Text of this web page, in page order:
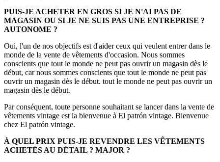
PUIS-JE ACHETER EN GROS SI JE N'AI PAS DE
MAGASIN OU SI JE NE SUIS PAS UNE ENTREPRISE ?
AUTONOME ?
Oui, l'un de nos objectifs est d'aider ceux qui veulent entrer dans le
monde de la vente de vêtements d'occasion. Nous sommes
conscients que tout le monde ne peut pas ouvrir un magasin dès le
début, car nous sommes conscients que tout le monde ne peut pas
ouvrir un magasin dès le début. tout le monde ne peut pas ouvrir un
magasin dès le début.
Par conséquent, toute personne souhaitant se lancer dans la vente de
vêtements vintage est la bienvenue à El patrón vintage. Bienvenue
chez El patrón vintage.
À QUEL PRIX PUIS-JE REVENDRE LES VÊTEMENTS
ACHETÉS AU DÉTAIL ? MAJOR ?